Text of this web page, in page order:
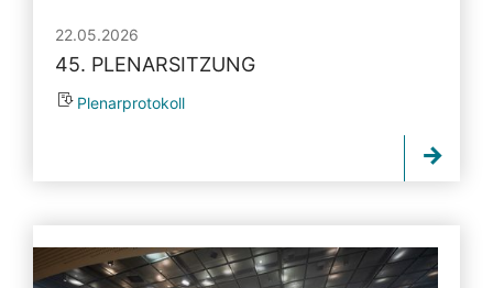
22.05.2026
45. PLENARSITZUNG
Plenarprotokoll